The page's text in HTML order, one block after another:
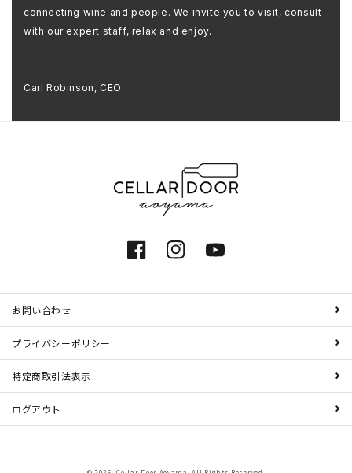
connecting wine and people. We invite you to visit, consult
with our expert staff, relax and enjoy.
Carl Robinson, CEO
FacebookInstagramYouTube
お問い合わせ
プライバシーポリシー
特定商取引法表示
ログアウト